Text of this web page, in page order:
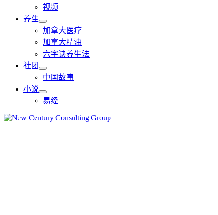
视频
养生
加拿大医疗
加拿大精油
六字诀养生法
社团
中国故事
小说
易经